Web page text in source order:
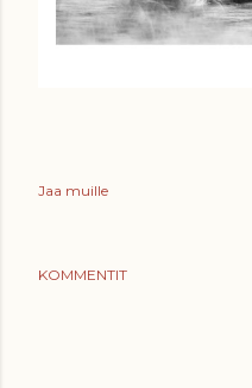
Jaa muille
KOMMENTIT